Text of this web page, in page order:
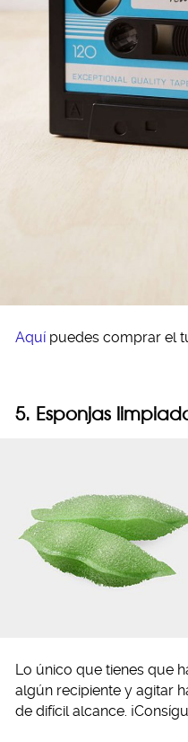
Aquí puedes comprar el
5. Esponjas
Lo único que tienes que
algún recipiente y agitar
de difícil alcance.